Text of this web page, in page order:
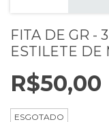
FITA DE GR -
ESTILETE DE
R$50,00
ESGOTADO